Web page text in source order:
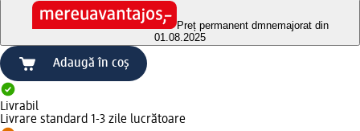
Preț permanent dmnemajorat din
01.08.2025
Adaugă în coș
Livrabil
Livrare standard 1-3 zile lucrătoare